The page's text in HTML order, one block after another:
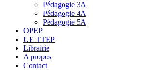
Pédagogie 3A
Pédagogie 4A
Pédagogie 5A
OPEP
UE TTEP
Librairie
A propos
Contact